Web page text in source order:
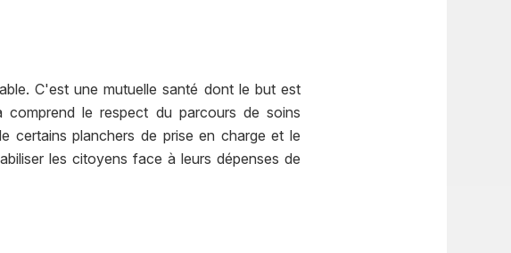
C'est une mutuelle santé dont le but est
comprend le respect du parcours de soins
certains planchers de prise en charge et le
les citoyens face à leurs dépenses de